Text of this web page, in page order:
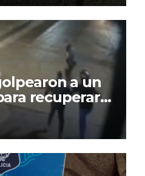
a un
recuperar
en Berisso